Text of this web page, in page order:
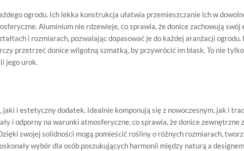
ogrodu. Ich lekka konstrukcja ułatwia przemieszczanie ich w
Aluminium nie rdzewieje, co sprawia, że donice zachowują
i rozmiarach, pozwalając dopasować je do każdej aranżacji
przetrzeć donice wilgotną szmatką, by przywrócić im blask. To nie
jego urok.
i estetyczny dodatek. Idealnie komponują się z nowoczesnym, jak i
i odporny na warunki atmosferyczne, co sprawia, że donice zewnętrzne
swojej solidności mogą pomieścić rośliny o różnych rozmiarach,
wybór dla osób poszukujących harmonii między naturą a